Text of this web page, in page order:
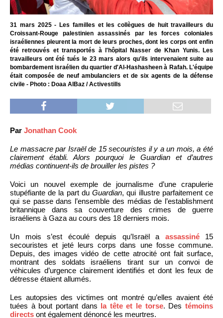
31 mars 2025 - Les familles et les collègues de huit travailleurs du
Croissant-Rouge palestinien assassinés par les forces coloniales
israéliennes pleurent la mort de leurs proches, dont les corps ont enfin
été retrouvés et transportés à l'hôpital Nasser de Khan Yunis. Les
travailleurs ont été tués le 23 mars alors qu'ils intervenaient suite au
bombardement israélien du quartier d'Al-Hashasheen à Rafah. L'équipe
était composée de neuf ambulanciers et de six agents de la défense
civile - Photo : Doaa AlBaz / Activestills
Par Jonathan Cook
Le massacre par Israël de 15 secouristes il y a un mois, a été
clairement établi. Alors pourquoi le Guardian et d’autres
médias continuent-ils de brouiller les pistes ?
Voici un nouvel exemple de journalisme d’une crapulerie
stupéfiante de la part duGuardian, qui illustre parfaitement ce
qui se passe dans l’ensemble des médias de l’establishment
britannique dans sa couverture des crimes de guerre
israéliens à Gaza au cours des 18 derniers mois.
Un mois s’est écoulé depuis qu’Israël a assassiné15
secouristes et jeté leurs corps dans une fosse commune.
Depuis, des images vidéo de cette atrocité ont fait surface,
montrant des soldats israéliens tirant sur un convoi de
véhicules d’urgence clairement identifiés et dont les feux de
détresse étaient allumés.
Les autopsies des victimes ont montré qu’elles avaient été
tuées à bout portant dans la tête et le torse. Destémoins
directs ont également dénoncé les meurtres.